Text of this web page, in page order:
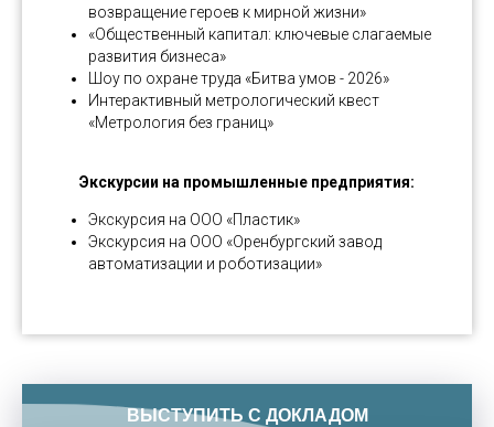
возвращение героев к мирной жизни»
«Общественный капитал: ключевые слагаемые
развития бизнеса»
Шоу по охране труда «Битва умов - 2026»
Интерактивный метрологический квест
«Метрология без границ»
Экскурсии на промышленные предприятия:
Экскурсия на ООО «Пластик»
Экскурсия на ООО «Оренбургский завод
автоматизации и роботизации»
ВЫСТУПИТЬ С ДОКЛАДОМ